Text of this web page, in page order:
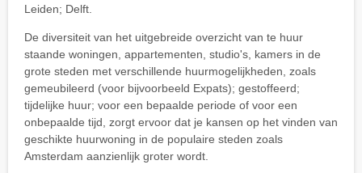
Leiden; Delft.
De diversiteit van het uitgebreide overzicht van te huur
staande woningen, appartementen, studio's, kamers in de
grote steden met verschillende huurmogelijkheden, zoals
gemeubileerd (voor bijvoorbeeld Expats); gestoffeerd;
tijdelijke huur; voor een bepaalde periode of voor een
onbepaalde tijd, zorgt ervoor dat je kansen op het vinden van
geschikte huurwoning in de populaire steden zoals
Amsterdam aanzienlijk groter wordt.